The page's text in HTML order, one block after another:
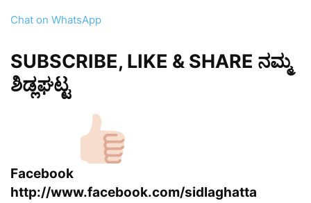
Chat on WhatsApp
SUBSCRIBE, LIKE & SHARE ನಮ್ಮ
ಶಿಡ್ಲಘಟ್ಟ
Facebook
http://www.facebook.com/sidlaghatta